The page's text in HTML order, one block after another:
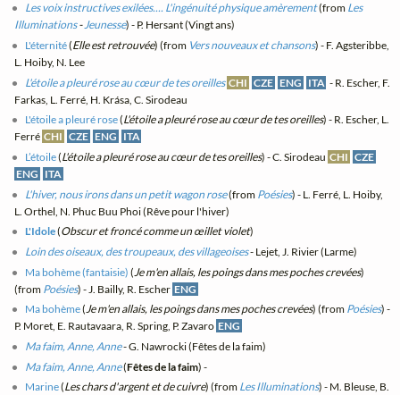
Les voix instructives exilées.... L'ingénuité physique amèrement(from Les
Illuminations-Jeunesse) - P. Hersant (Vingt ans)
L'éternité(Elle est retrouvée) (from Vers nouveaux et chansons) - F. Agsteribbe,
L. Hoiby, N. Lee
L'étoile a pleuré rose au cœur de tes oreilles CHI CZE ENG ITA - R. Escher, F.
Farkas, L. Ferré, H. Krása, C. Sirodeau
L'étoile a pleuré rose(L'étoile a pleuré rose au cœur de tes oreilles) - R. Escher, L.
Ferré CHI CZE ENG ITA
L’étoile(L'étoile a pleuré rose au cœur de tes oreilles) - C. Sirodeau CHI CZE
ENG ITA
L'hiver, nous irons dans un petit wagon rose(from Poésies) - L. Ferré, L. Hoiby,
L. Orthel, N. Phuc Buu Phoi (Rêve pour l'hiver)
L'Idole(Obscur et froncé comme un œillet violet)
Loin des oiseaux, des troupeaux, des villageoises- Lejet, J. Rivier (Larme)
Ma bohème (fantaisie) ( Je m'en allais, les poings dans mes poches crevées)
(from Poésies) - J. Bailly, R. Escher ENG
Ma bohème(Je m'en allais, les poings dans mes poches crevées) (from Poésies) -
P. Moret, E. Rautavaara, R. Spring, P. Zavaro ENG
Ma faim, Anne, Anne- G. Nawrocki (Fêtes de la faim)
Ma faim, Anne, Anne(Fêtes de la faim) -
Marine(Les chars d'argent et de cuivre) (from Les Illuminations) - M. Bleuse, B.